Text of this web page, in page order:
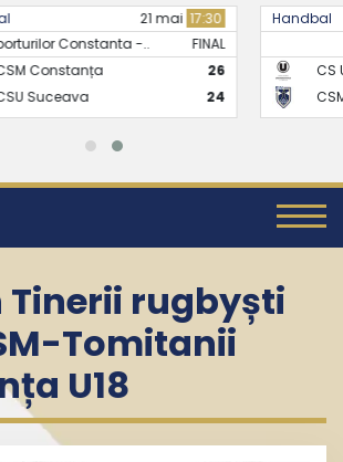
17:30
-..
FINAL
Handbal
CS
CSM
Tinerii rugbyști
Tomitanii
U18